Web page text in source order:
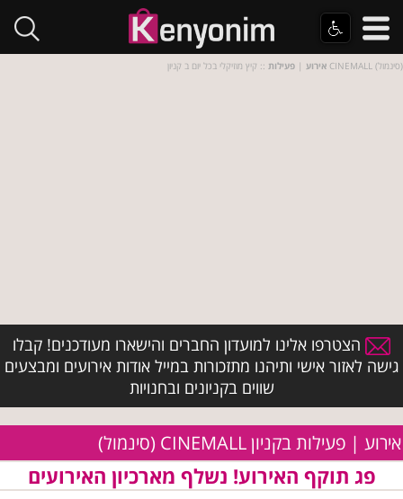
אירוע | פעילות :: קיץ מוזיקלי בכל יום ב קניון CINEMALL (סינמול)
הצטרפו אלינו למועדון החברים והישארו מעודכנים! קבלו
גישה לאזור אישי ותיהנו מתזכורות במייל אודות אירועים ומבצעים
שווים בקניונים ובחנויות
אירוע | פעילות בקניון CINEMALL (סינמול)
פג תוקף האירוע! נשלף מארכיון האירועים